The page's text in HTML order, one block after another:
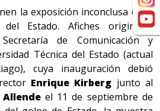
la exposición inconclusa de la
del Estado. Afiches originales
de Comunicación y
Técnica del Estado (actual
cuya inauguración debió
Enrique Kirberg junto al
el 11 de septiembre de